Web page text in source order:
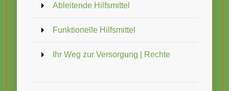
Ableitende Hilfsmittel
Funktionelle Hilfsmittel
Ihr Weg zur Versorgung | Rechte